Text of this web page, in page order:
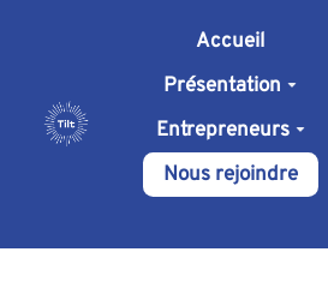
Aller au contenu principal
Accueil
Présentation
Entrepreneurs
Nous rejoindre